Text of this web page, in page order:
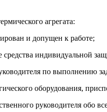
агрегата:
и допущен к работе;
средства индивидуальной
по выполнению
оборудования,
руководителя обо